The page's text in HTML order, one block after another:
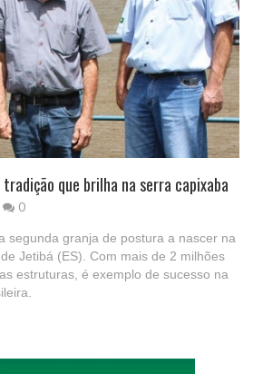
que brilha na serra capixaba
0
segunda granja de postura a nascer na
Jetibá (ES). Com mais de 2 milhões
estruturas, é exemplo de sucesso na